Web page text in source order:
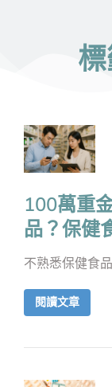
100萬重
品？保健
不熟悉保健食
閱讀文章